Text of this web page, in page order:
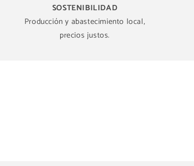
SOSTENIBILIDAD
Producción y abastecimiento local,
precios justos.